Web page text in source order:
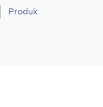
Produk